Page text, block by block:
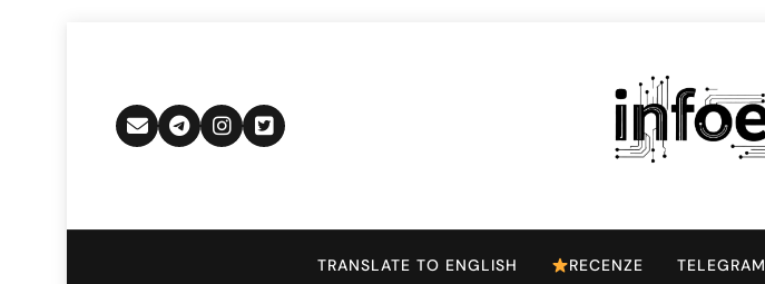
Infoek.cz
TRANSLATE TO ENGLISH RECENZE TELEGRAM